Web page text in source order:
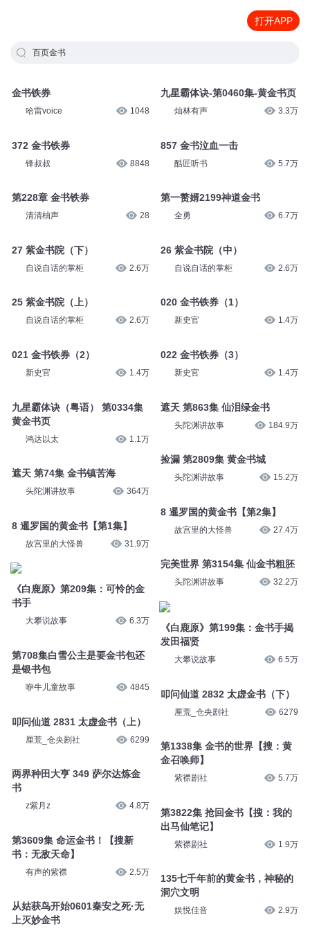
打开APP
百页金书
金书铁券
哈雷voice 1048
372 金书铁券
锋叔叔 8848
第228章 金书铁券
清清柚声 28
27 紫金书院（下）
自说自话的掌柜 2.6万
25 紫金书院（上）
自说自话的掌柜 2.6万
021 金书铁券（2）
新史官 1.4万
九星霸体诀（粤语） 第0334集
黄金书页
鸿达以太 1.1万
遮天 第74集 金书镇苦海
头陀渊讲故事 364万
8 暹罗国的黄金书【第1集】
故宫里的大怪兽 31.9万
《白鹿原》第209集：可怜的金
书手
大攀说故事 6.3万
第708集白雪公主是要金书包还
是银书包
咿牛儿童故事 4845
叩问仙道 2831 太虚金书（上）
厘荒_仓央剧社 6299
两界种田大亨 349 萨尔达炼金
书
z紫月z 4.8万
第3609集 命运金书！【搜新
书：无敌天命】
有声的紫襟 2.5万
从姑获鸟开始0601秦安之死·无
上灭妙金书
九星霸体诀-第0460集-黄金书页
灿林有声 3.3万
857 金书泣血一击
酷匠听书 5.7万
第一赘婿2199神道金书
全勇 6.7万
26 紫金书院（中）
自说自话的掌柜 2.6万
020 金书铁券（1）
新史官 1.4万
022 金书铁券（3）
新史官 1.4万
遮天 第863集 仙泪绿金书
头陀渊讲故事 184.9万
捡漏 第2809集 黄金书城
头陀渊讲故事 15.2万
8 暹罗国的黄金书【第2集】
故宫里的大怪兽 27.4万
完美世界 第3154集 仙金书粗胚
头陀渊讲故事 32.2万
《白鹿原》第199集：金书手揭
发田福贤
大攀说故事 6.5万
叩问仙道 2832 太虚金书（下）
厘荒_仓央剧社 6279
第1338集 金书的世界【搜：黄
金召唤师】
紫襟剧社 5.7万
第3822集 抢回金书【搜：我的
出马仙笔记】
紫襟剧社 1.9万
135七千年前的黄金书，神秘的
洞穴文明
娱悦佳音 2.9万